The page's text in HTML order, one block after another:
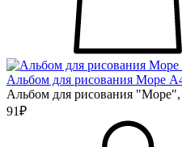
Альбом для рисования Море
Альбом для рисования
91₽